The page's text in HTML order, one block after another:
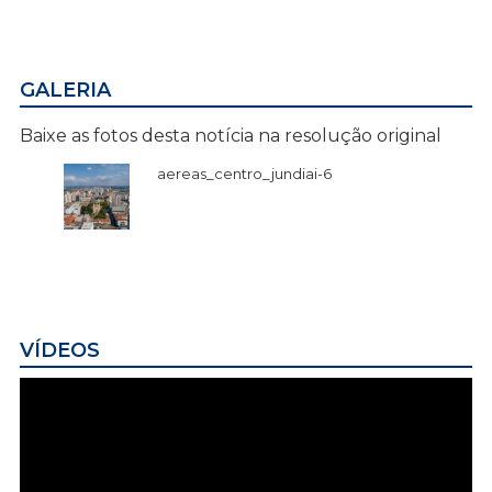
GALERIA
Baixe as fotos desta notícia na resolução original
aereas_centro_jundiai-6
VÍDEOS